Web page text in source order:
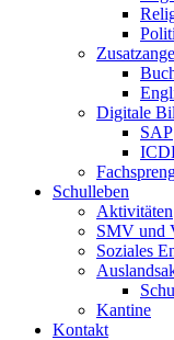
Digitale
SAP
Schulleben
Aktivitäten
SMV und
Soziales
Kantine
Kontakt